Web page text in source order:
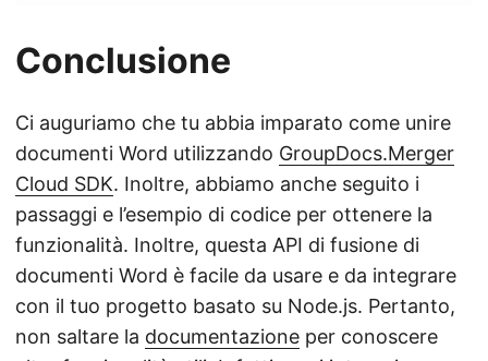
Conclusione
Ci auguriamo che tu abbia imparato come unire
documenti Word utilizzando GroupDocs.Merger
Cloud SDK. Inoltre, abbiamo anche seguito i
passaggi e l’esempio di codice per ottenere la
funzionalità. Inoltre, questa API di fusione di
documenti Word è facile da usare e da integrare
con il tuo progetto basato su Node.js. Pertanto,
non saltare la documentazione per conoscere